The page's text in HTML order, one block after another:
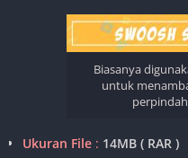
Biasanya
untuk
Ukuran File : 14MB ( RAR )